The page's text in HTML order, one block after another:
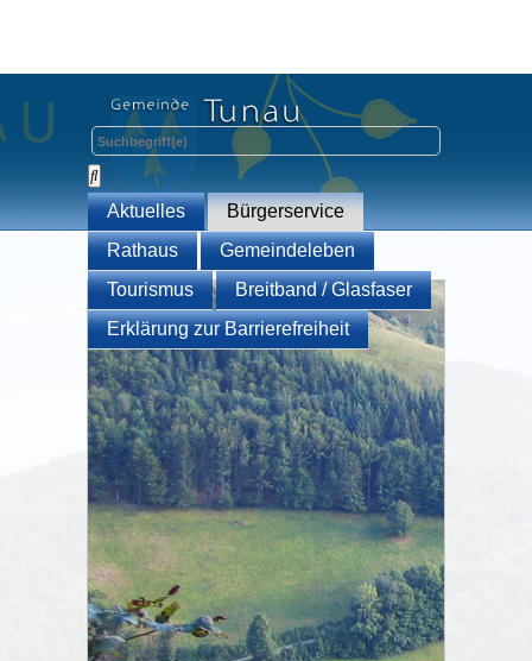
Aktuelles
Bürgerservice
Rathaus
Gemeindeleben
Tourismus
Breitband / Glasfaser
Erklärung zur Barrierefreiheit